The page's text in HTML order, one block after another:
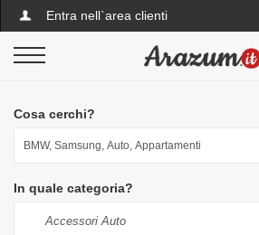
Entra nell`area clienti
Cosa cerchi?
In quale categoria?